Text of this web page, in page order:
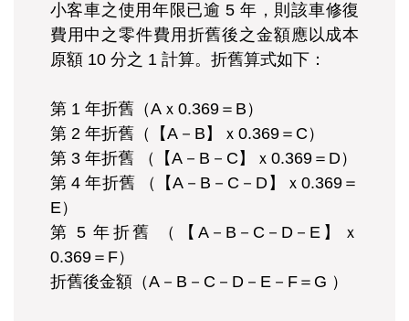
小客車之使用年限已逾 5 年，則該車修復
費用中之零件費用折舊後之金額應以成本
原額 10 分之 1 計算。折舊算式如下：
第 1 年折舊（Aｘ0.369＝B）
第 2 年折舊（【A－B】ｘ0.369＝C）
第 3 年折舊 （【A－B－C】ｘ0.369＝D）
第 4 年折舊 （【A－B－C－D】ｘ0.369＝
E）
第 5 年折舊 （【A－B－C－D－E】ｘ
0.369＝F）
折舊後金額（A－B－C－D－E－F＝G ）